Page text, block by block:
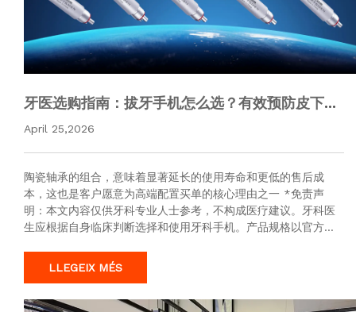
牙医选购指南：拔牙手机怎么选？有效预防皮下气
肿，牙科手术更安全！
April 25,2026
陶瓷轴承的组合，意味着显著延长的使用寿命和更低的售后成
本，这也是客户愿意为高端配置买单的核心理由之一 *免责声
明：本文内容仅供牙科专业人士参考，不构成医疗建议。牙科医
生应根据自身临床判断选择和使用牙科手机。产品规格以官方最
雾化效果；水道设计是…
LLEGEIX MÉS